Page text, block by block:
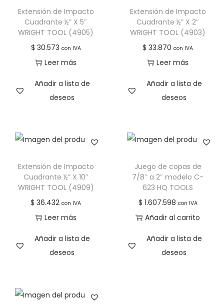
Extensión de Impacto
Cuadrante ½” X 5″
WRIGHT TOOL (4905)
$ 30.573 con IVA
Leer más
Añadir a lista de
deseos
Extensión de Impacto
Cuadrante ½” X 2″
WRIGHT TOOL (4903)
$ 33.870 con IVA
Leer más
Añadir a lista de
deseos
Extensión de Impacto
Cuadrante ½” X 10″
WRIGHT TOOL (4909)
$ 36.432 con IVA
Leer más
Añadir a lista de
deseos
Juego de copas de
7/8″ a 2″ modelo C-
623 HQ TOOLS
$ 1.607.598 con IVA
Añadir al carrito
Añadir a lista de
deseos